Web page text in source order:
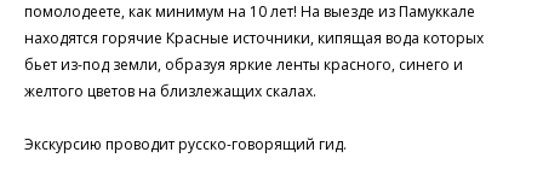
помолодеете, как минимум на 10 лет! На выезде из Памуккале
находятся горячие Красные источники, кипящая вода которых
бьет из-под земли, образуя яркие ленты красного, синего и
желтого цветов на близлежащих скалах.
Экскурсию проводит русско-говорящий гид.